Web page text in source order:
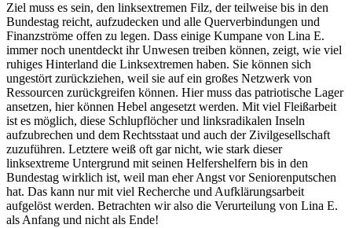
Ziel muss es sein, den linksextremen Filz, der teilweise bis in den
Bundestag reicht, aufzudecken und alle Querverbindungen und
Finanzströme offen zu legen. Dass einige Kumpane von Lina E.
immer noch unentdeckt ihr Unwesen treiben können, zeigt, wie viel
ruhiges Hinterland die Linksextremen haben. Sie können sich
ungestört zurückziehen, weil sie auf ein großes Netzwerk von
Ressourcen zurückgreifen können. Hier muss das patriotische Lager
ansetzen, hier können Hebel angesetzt werden. Mit viel Fleißarbeit
ist es möglich, diese Schlupflöcher und linksradikalen Inseln
aufzubrechen und dem Rechtsstaat und auch der Zivilgesellschaft
zuzuführen. Letztere weiß oft gar nicht, wie stark dieser
linksextreme Untergrund mit seinen Helfershelfern bis in den
Bundestag wirklich ist, weil man eher Angst vor Seniorenputschen
hat. Das kann nur mit viel Recherche und Aufklärungsarbeit
aufgelöst werden. Betrachten wir also die Verurteilung von Lina E.
als Anfang und nicht als Ende!